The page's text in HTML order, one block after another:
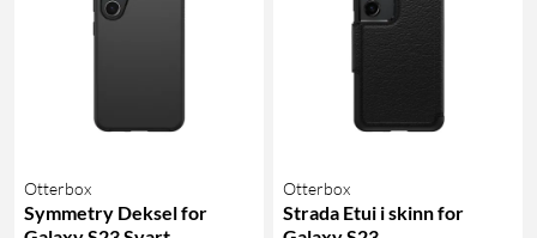
Otterbox
Symmetry Deksel for
Otterbox
Strada Etui i skinn for